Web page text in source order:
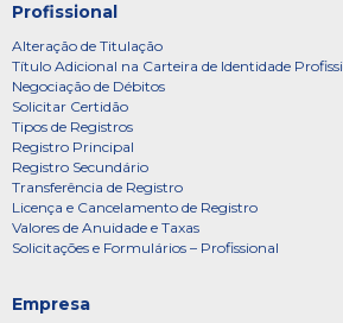
Profissional
Alteração de Titulação
Título Adicional na Carteira de Identidade
Negociação de Débitos
Solicitar Certidão
Tipos de Registros
Registro Principal
Registro Secundário
Transferência de Registro
Licença e Cancelamento de Registro
Valores de Anuidade e Taxas
Solicitações e Formulários – Profissional
Empresa